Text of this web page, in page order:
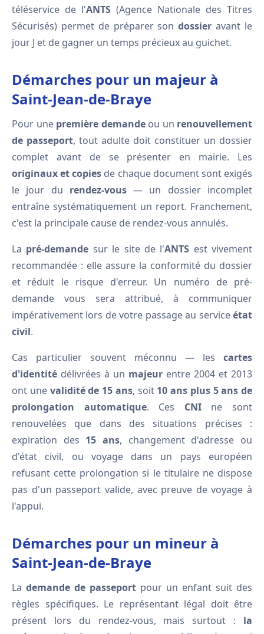
téléservice de l'ANTS (Agence Nationale des Titres
Sécurisés) permet de préparer sondossier avant le
jour J et de gagner un temps précieux au guichet.
Démarches pour un majeur à
Saint-Jean-de-Braye
Pour une première demandeou un renouvellement
de passeport, tout adulte doit constituer un dossier
complet avant de se présenter en mairie. Les
originaux et copies de chaque document sont exigés
le jour du rendez-vous— un dossier incomplet
entraîne systématiquement un report. Franchement,
c'est la principale cause de rendez-vous annulés.
La pré-demande sur le site de l'ANTS est vivement
recommandée : elle assure la conformité du dossier
et réduit le risque d'erreur. Un numéro de pré-
demande vous sera attribué, à communiquer
impérativement lors de votre passage au serviceétat
civil.
Cas particulier souvent méconnu — les cartes
d'identité délivrées à un majeur entre 2004 et 2013
ont une validité de 15 ans, soit 10 ans plus 5 ans de
prolongation automatique. Ces CNIne sont
renouvelées que dans des situations précises :
expiration des 15 ans, changement d'adresse ou
d'état civil, ou voyage dans un pays européen
refusant cette prolongation si le titulaire ne dispose
pas d'un passeport valide, avec preuve de voyage à
l'appui.
Démarches pour un mineur à
Saint-Jean-de-Braye
La demande de passeport pour un enfant suit des
règles spécifiques. Le représentant légal doit être
présent lors du rendez-vous, mais surtout : la